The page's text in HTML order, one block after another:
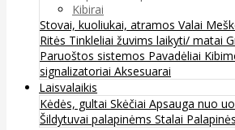
Kibirai
Stovai, kuoliukai, atramos Valai
Ritės Tinkleliai žuvims laikyti/ matai
Paruoštos sistemos Pavadėliai
signalizatoriai Aksesuarai
Laisvalaikis
Kėdės, gultai Skėčiai Apsauga nuo
Šildytuvai palapinėms Stalai Palapinės